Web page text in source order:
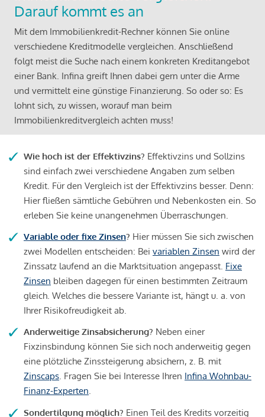
Darauf kommt es an
Mit dem Immobilienkredit-Rechner können Sie online
verschiedene Kreditmodelle vergleichen. Anschließend
folgt meist die Suche nach einem konkreten Kreditangebot
einer Bank. Infina greift Ihnen dabei gern unter die Arme
und vermittelt eine günstige Finanzierung. So oder so: Es
lohnt sich, zu wissen, worauf man beim
Immobilienkreditvergleich achten muss!
Wie hoch ist der Effektivzins? Effektivzins und Sollzins
sind einfach zwei verschiedene Angaben zum selben
Kredit. Für den Vergleich ist der Effektivzins besser. Denn:
Hier fließen sämtliche Gebühren und Nebenkosten ein. So
erleben Sie keine unangenehmen Überraschungen.
Variable oder fixe Zinsen? Hier müssen Sie sich zwischen
zwei Modellen entscheiden: Bei variablen Zinsen wird der
Zinssatz laufend an die Marktsituation angepasst. Fixe
Zinsen bleiben dagegen für einen bestimmten Zeitraum
gleich. Welches die bessere Variante ist, hängt u. a. von
Ihrer Risikofreudigkeit ab.
Anderweitige Zinsabsicherung? Neben einer
Fixzinsbindung können Sie sich noch anderweitig gegen
eine plötzliche Zinssteigerung absichern, z. B. mit
Zinscaps. Fragen Sie bei Interesse Ihren Infina Wohnbau-
Finanz-Experten.
Sondertilgung möglich? Einen Teil des Kredits vorzeitig